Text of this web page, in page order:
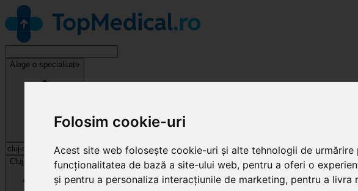
Folosim cookie-uri
Acest site web folosește cookie-uri și alte tehnologii de
funcționalitatea de bază a site-ului web, pentru a oferi o
și pentru a personaliza interacțiunile de marketing, pentru a livra
Alege o specialitate
Cluj-Napoca